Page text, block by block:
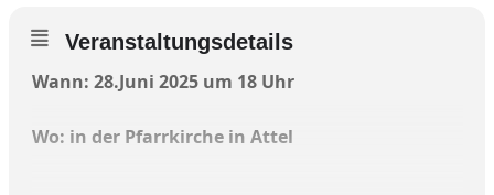
Veranstaltungsdetails
Wann: 28.Juni 2025 um 18 Uhr
Wo: in der Pfarrkirche in Attel